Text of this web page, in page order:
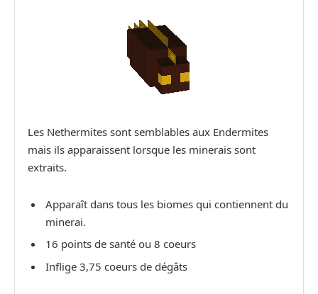
Les Nethermites sont semblables aux Endermites
mais ils apparaissent lorsque les minerais sont
extraits.
Apparaît dans tous les biomes qui contiennent du
minerai.
16 points de santé ou 8 coeurs
Inflige 3,75 coeurs de dégâts